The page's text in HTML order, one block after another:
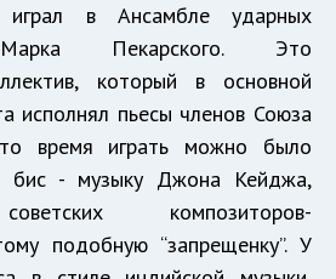
играл в Ансамбле ударных
Марка Пекарского. Это
который в основной
исполнял пьесы членов Союза
время играть можно было
бис - музыку Джона Кейджа,
композиторов-
подобную “запрещенку”. У